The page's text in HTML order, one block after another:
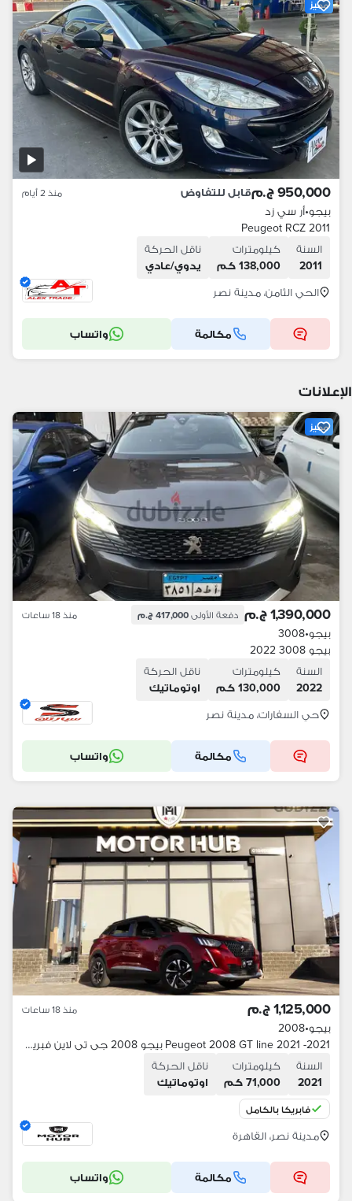
مميز
950,000 ج.م قابل للتفاوض منذ 2 أيام
بيجو•أر سي زد
Peugeot RCZ 2011
السنة
2011
كيلومترات
138,000 كم
ناقل الحركة
يدوي/عادي
الحي الثامن، مدينة نصر
مكالمة واتساب
الإعلانات
مميز
1,390,000 ج.م دفعة الأولى 417,000 ج.م منذ 18 ساعات
بيجو•
3008
بيجو 3008 2022
السنة
2022
كيلومترات
130,000 كم
ناقل الحركة
اوتوماتيك
حي السفارات، مدينة نصر
مكالمة واتساب
1,125,000 ج.م منذ 18 ساعات
بيجو•
2008
Peugeot 2008 GT line 2021 -2021 بيجو 2008 جى تى لاين فبريكا بالكامل
السنة
2021
كيلومترات
71,000 كم
ناقل الحركة
اوتوماتيك
فابريكا بالكامل
مدينة نصر، القاهرة
مكالمة واتساب